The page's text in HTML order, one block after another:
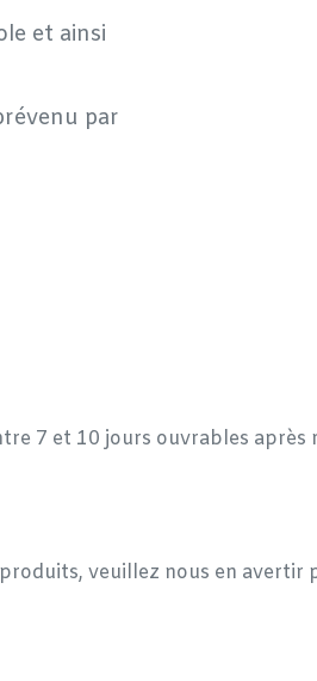
et ainsi
par
7 et 10 jours ouvrables
veuillez nous en avertir